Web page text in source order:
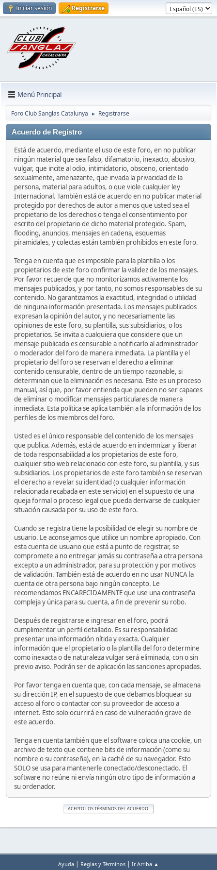
Iniciar sesión Registrarse
Menú Principal
Foro Club Sanglas Catalunya ► Registrarse
Acuerdo de Registro
Está de acuerdo, mediante el uso de este foro, en no publicar
ningún material que sea falso, difamatorio, inexacto, abusivo,
vulgar, que incite al odio, intimidatorio, obsceno, orientado
sexualmente, amenazante, que invada la privacidad de la
persona, material para adultos, o que viole cualquier ley
Internacional. También está de acuerdo en no publicar material
protegido por derechos de autor a menos que usted sea el
propietario de los derechos o tenga el consentimiento por
escrito del propietario de dicho material protegido. Spam,
flooding, anuncios, mensajes en cadena, esquemas
piramidales, y colectas están también prohibidos en este foro.
Tenga en cuenta que es imposible para la plantilla o los
propietarios de este foro confirmar la validez de los mensajes.
Por favor recuerde que no monitorizamos activamente los
mensajes publicados, y por tanto, no somos responsables de su
contenido. No garantizamos la exactitud, integridad o utilidad
de ninguna información presentada. Los mensajes publicados
expresan la opinión del autor, y no necesariamente las
opiniones de este foro, su plantilla, sus subsidiarios, o los
propietarios. Se invita a cualquiera que considere que un
mensaje publicado es censurable a notificarlo al administrador
o moderador del foro de manera inmediata. La plantilla y el
propietario del foro se reservan el derecho a eliminar
contenido censurable, dentro de un tiempo razonable, si
determinan que la eliminación es necesaria. Este es un proceso
manual, así que, por favor entienda que pueden no ser capaces
de eliminar o modificar mensajes particulares de manera
inmediata. Esta política se aplica también a la información de los
perfiles de los miembros del foro.
Usted es el único responsable del contenido de los mensajes
que publica. Además, está de acuerdo en indemnizar y liberar
de toda responsabilidad a los propietarios de este foro,
cualquier sitio web relacionado con este foro, su plantilla, y sus
subsidiarios. Los propietarios de este foro también se reservan
el derecho a revelar su identidad (o cualquier información
relacionada recabada en este servicio) en el supuesto de una
queja formal o proceso legal que pueda derivarse de cualquier
situación causada por su uso de este foro.
Cuando se registra tiene la posibilidad de elegir su nombre de
usuario. Le aconsejamos que utilice un nombre apropiado. Con
esta cuenta de usuario que está a punto de registrar, se
compromete a no entregar jamás su contraseña a otra persona
excepto a un administrador, para su protección y por motivos
de validación. También está de acuerdo en no usar NUNCA la
cuenta de otra persona bajo ningún concepto. Le
recomendamos ENCARECIDAMENTE que use una contraseña
compleja y única para su cuenta, a fin de prevenir su robo.
Después de registrarse e ingresar en el foro, podrá
cumplimentar un perfil detallado. Es su responsabilidad
presentar una información nítida y exacta. Cualquier
información que el propietario o la plantilla del foro determine
como inexacta o de naturaleza vulgar será eliminada, con o sin
previo aviso. Podrán ser de aplicación las sanciones apropiadas.
Por favor tenga en cuenta que, con cada mensaje, se almacena
su dirección IP, en el supuesto de que debamos bloquear su
acceso al foro o contactar con su proveedor de acceso a
internet. Esto solo ocurrirá en caso de vulneración grave de
este acuerdo.
Tenga en cuenta también que el software coloca una cookie, un
archivo de texto que contiene bits de información (como su
nombre o su contraseña), en la caché de su navegador. Esto
SOLO se usa para mantenerle conectado/desconectado. El
software no reúne ni envía ningún otro tipo de información a
su ordenador.
Ayuda | Reglas y Términos | Ir Arriba ▲